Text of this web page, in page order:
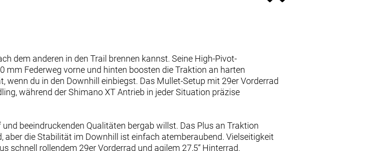
dem anderen in den Trail brennen kannst. Seine High-Pivot-
Federweg vorne und hinten boosten die Traktion an harten
du in den Downhill einbiegst. Das Mullet-Setup mit 29er Vorderrad
während der Shimano XT Antrieb in jeder Situation präzise
beeindruckenden Qualitäten bergab willst. Das Plus an Traktion
die Stabilität im Downhill ist einfach atemberaubend. Vielseitigkeit
schnell rollendem 29er Vorderrad und agilem 27,5“ Hinterrad.